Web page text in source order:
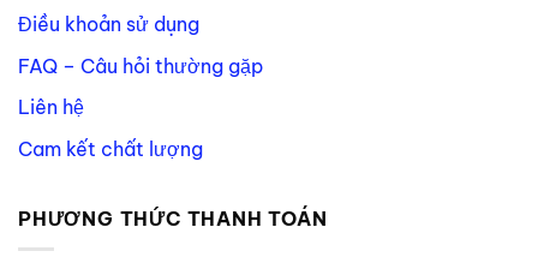
Điều khoản sử dụng
FAQ – Câu hỏi thường gặp
Liên hệ
Cam kết chất lượng
PHƯƠNG THỨC THANH TOÁN